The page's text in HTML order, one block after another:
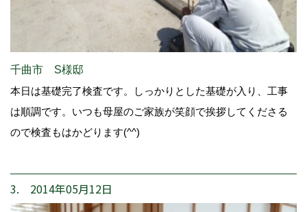
千曲市 S様邸
本日は基礎完了検査です。しっかりとした基礎が入り、工事
は順調です。いつも母屋のご家族が笑顔で挨拶してくださる
ので検査もはかどります(^^)
3. 2014年05月12日